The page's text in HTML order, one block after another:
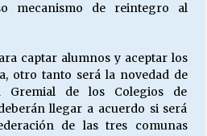
mecanismo de reintegro al
captar alumnos y aceptar los
otro tanto será la novedad de
Gremial de los Colegios de
llegar a acuerdo si será
de las tres comunas